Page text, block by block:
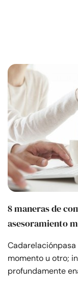
8 maneras de
asesoramiento
momento u otro;
profundamente